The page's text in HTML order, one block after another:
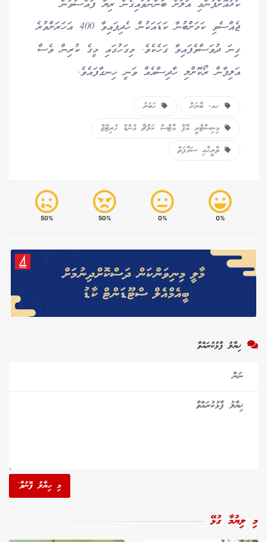
ކަޅުއޮށްފުންމި އަލަށް ބަންނަވައިގެން ރިޔާ ފައްސަވަން
ޖެއްސެވި ކަމަށްބުނާ ކަޑައަކުން ހެދިފައިވާ 400 އަހަރަށްވުރެ
ގިނަ ދުވަސްވެފައިވާ ގަހެކެވެ. މިގަހުގައި މީގެ ކުރިން ވެސް
އަލިފާން ރޯކޮށްލި ހާދިސާއެއް ވަނީ ހިނގާފައެވެ.
ހއ. ބާރަށް
ހަބަރު
މިނިސްޓްރީ އޮފް އާޓްސް ކަލްޗާ އެންޑް ހެރިޓޭޖް
ތާރީހާއި ސަގާފަތް
0%
0%
50%
50%
ޚިޔާލު ފާޅުކުރައްވާ
މި ހިޔާލު ފޮނުވާ'
މި ލިޔުމާ ގުޅޭ